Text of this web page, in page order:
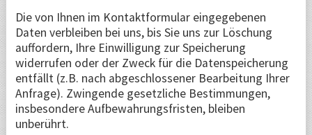
Die von Ihnen im Kontaktformular eingegebenen
Daten verbleiben bei uns, bis Sie uns zur Löschung
auffordern, Ihre Einwilligung zur Speicherung
widerrufen oder der Zweck für die Datenspeicherung
entfällt (z.B. nach abgeschlossener Bearbeitung Ihrer
Anfrage). Zwingende gesetzliche Bestimmungen,
insbesondere Aufbewahrungsfristen, bleiben
unberührt.